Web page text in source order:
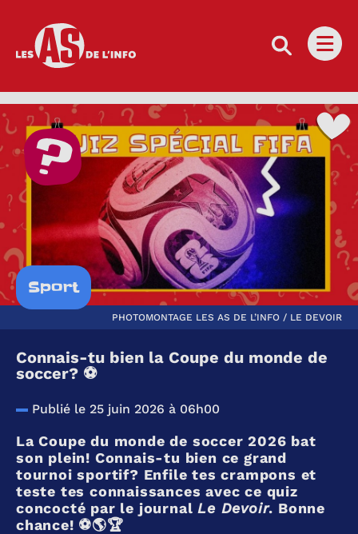
Les as de l'info
Sport
PHOTOMONTAGE LES AS DE L’INFO / LE DEVOIR
Connais-tu bien la Coupe du monde de
soccer? ⚽️
Publié le 25 juin 2026 à 06h00
La Coupe du monde de soccer 2026 bat
son plein! Connais-tu bien ce grand
tournoi sportif? Enfile tes crampons et
teste tes connaissances avec ce quiz
concocté par le journal Le Devoir. Bonne
chance! ⚽🌎🏆